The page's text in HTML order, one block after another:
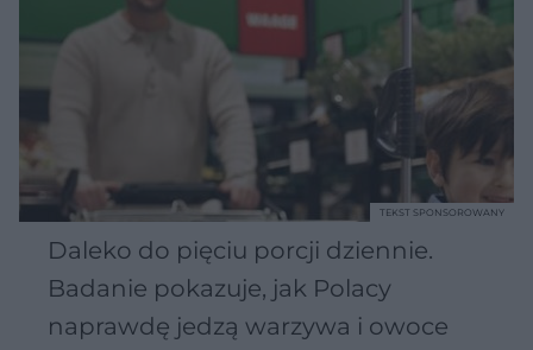
Daleko do pięciu porcji dziennie.
Badanie pokazuje, jak Polacy
naprawdę jedzą warzywa i owoce
TEKST SPONSOROWANY